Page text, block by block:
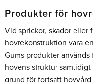
Produkter för
Vid sprickor, skador eller
hovrekonstruktion vara
Gums produkter
hovens struktur
grund för fortsatt